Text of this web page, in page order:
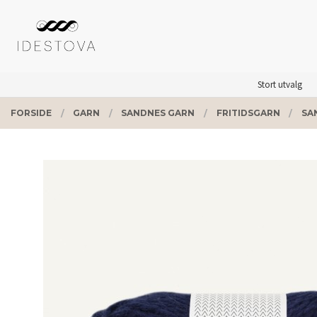
innholdet
Stort utvalg
PRODUKTER
FORSIDE GARN SANDNES GARN FRITIDSGARN